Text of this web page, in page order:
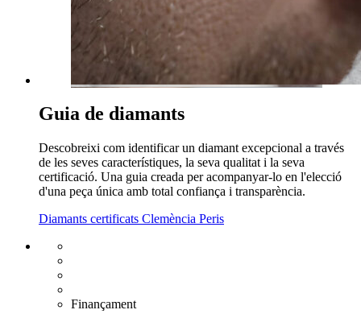
Guia de diamants
Descobreixi com identificar un diamant excepcional a través
de les seves característiques, la seva qualitat i la seva
certificació. Una guia creada per acompanyar-lo en l'elecció
d'una peça única amb total confiança i transparència.
Diamants certificats Clemència Peris
Finançament